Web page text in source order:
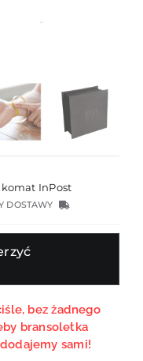
InPost
DOSTAWY
bez żadnego
bransoletka
sami!